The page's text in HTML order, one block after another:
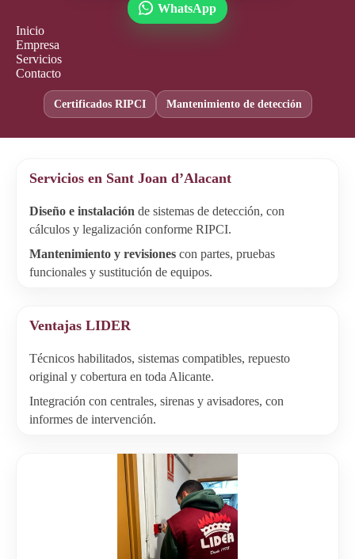
WhatsApp
Inicio
Empresa
Servicios
Contacto
Certificados RIPCI Mantenimiento de detección
Servicios en Sant Joan d’Alacant
Diseño e instalación de sistemas de detección, con
cálculos y legalización conforme RIPCI.
Mantenimiento y revisiones con partes, pruebas
funcionales y sustitución de equipos.
Ventajas LIDER
Técnicos habilitados, sistemas compatibles, repuesto
original y cobertura en toda Alicante.
Integración con centrales, sirenas y avisadores, con
informes de intervención.